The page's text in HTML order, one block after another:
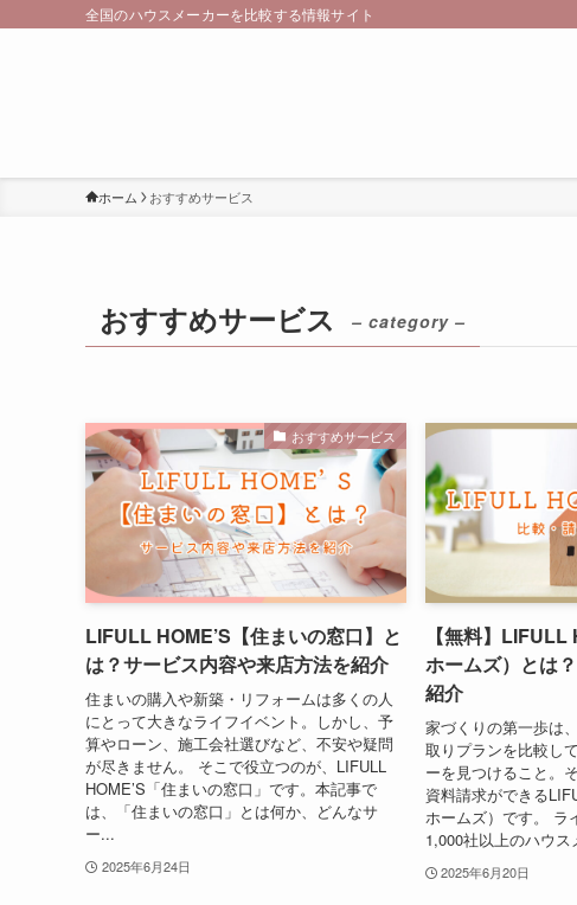
全国のハウスメーカーを比較する情報サイト
ホーム おすすめサービス
おすすめサービス – category –
おすすめサービス
LIFULL HOME’S【住まいの窓口】と
は？サービス内容や来店方法を紹介
住まいの購入や新築・リフォームは多くの人
にとって大きなライフイベント。しかし、予
算やローン、施工会社選びなど、不安や疑問
が尽きません。 そこで役立つのが、LIFULL
HOME’S「住まいの窓口」です。本記事で
は、「住まいの窓口」とは何か、どんなサ
ー...
2025年6月24日
【無料】LIFULL
ホームズ）とは
紹介
家づくりの第一歩は
取りプランを比較し
ーを見つけること。
資料請求ができる
ホームズ）です。 ラ
1,000社以上のハウ
2025年6月20日